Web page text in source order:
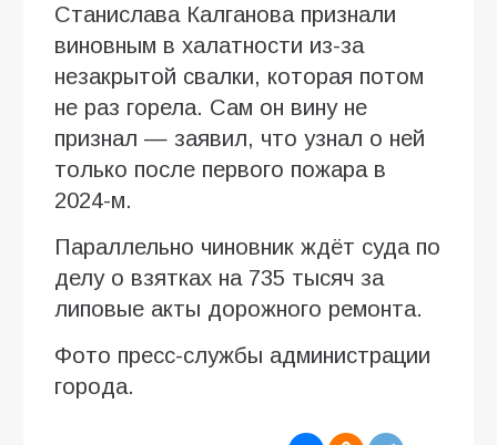
Станислава Калганова признали
виновным в халатности из-за
незакрытой свалки, которая потом
не раз горела. Сам он вину не
признал — заявил, что узнал о ней
только после первого пожара в
2024-м.
Параллельно чиновник ждёт суда по
делу о взятках на 735 тысяч за
липовые акты дорожного ремонта.
Фото пресс-службы администрации
города.